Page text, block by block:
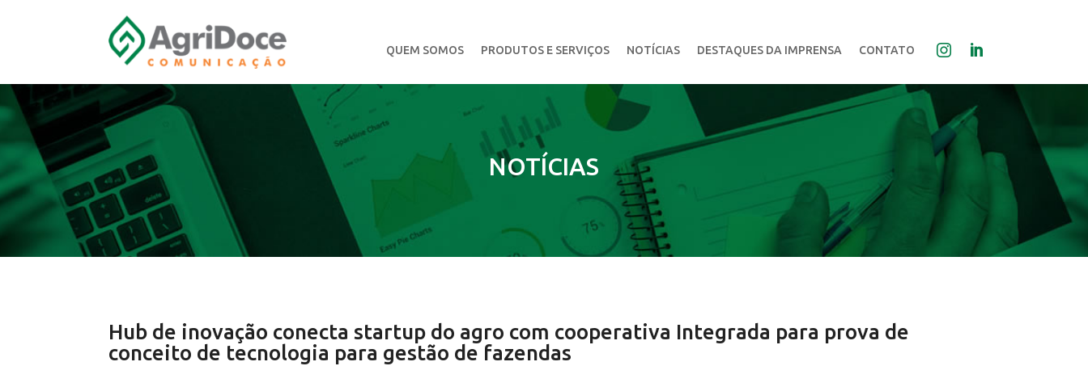
QUEM SOMOS PRODUTOS E SERVIÇOS NOTÍCIAS DESTAQUES DA IMPRENSA CONTATO
NOTÍCIAS
Hub de inovação conecta startup do agro com cooperativa Integrada para prova de
conceito de tecnologia para gestão de fazendas